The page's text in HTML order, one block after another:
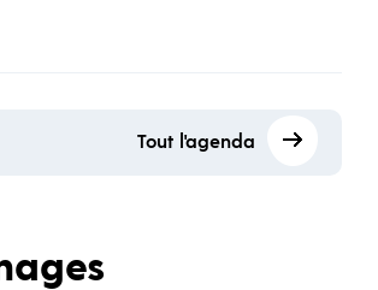
Tout l'agenda